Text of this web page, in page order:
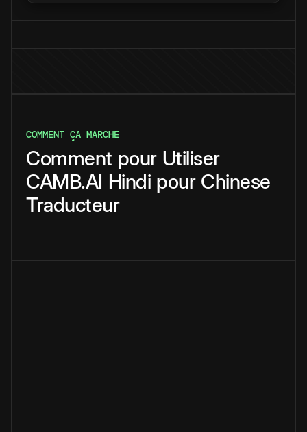
COMMENT ÇA MARCHE
Comment pour Utiliser
CAMB.AI Hindi pour Chinese
Traducteur